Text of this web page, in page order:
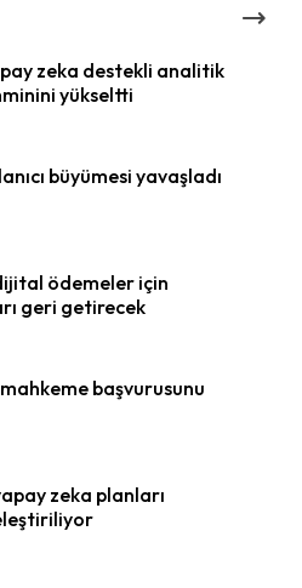
zeka destekli analitik
yükseltti
büyümesi yavaşladı
ödemeler için
geri getirecek
başvurusunu
zeka planları